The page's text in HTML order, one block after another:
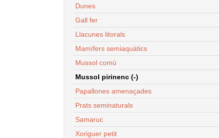
Dunes
Gall fer
Llacunes litorals
Mamífers semiaquàtics
Mussol comú
Mussol pirinenc (-)
Papallones amenaçades
Prats seminaturals
Samaruc
Xoriguer petit